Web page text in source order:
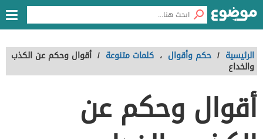
الرئيسية / حكم وأقوال ، كلمات متنوعة / أقوال وحكم عن الكذب
والخداع
أقوال وحكم عن